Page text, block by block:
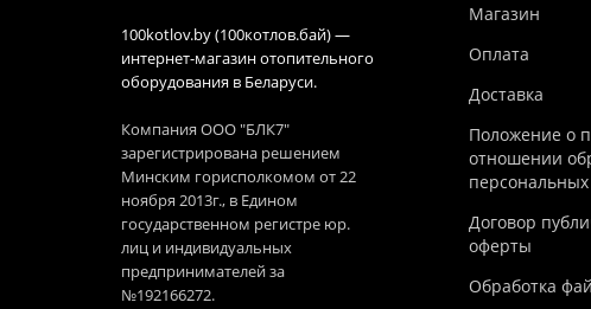
100kotlov.by (100котлов.бай) —
интернет-магазин отопительного
оборудования в Беларуси.
Компания ООО "БЛК7"
зарегистрирована решением
Минским горисполкомом от 22
ноября 2013г., в Едином
государственном регистре юр.
лиц и индивидуальных
предпринимателей за
№192166272.
Магазин
Оплата
Доставка
Положение о
отношении
Договор
оферты
Обработка